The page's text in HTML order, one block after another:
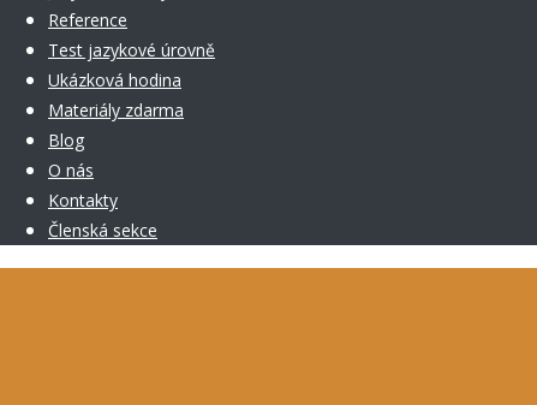
Reference
Test jazykové úrovně
Ukázková hodina
Materiály zdarma
Blog
O nás
Kontakty
Členská sekce